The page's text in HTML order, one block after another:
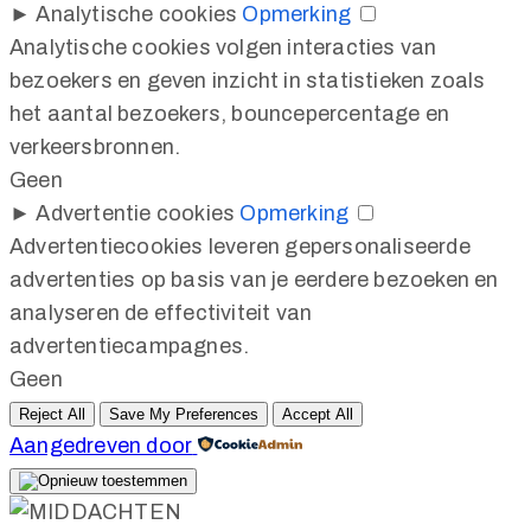
► Analytische cookies Opmerking
Analytische cookies volgen interacties van
bezoekers en geven inzicht in statistieken zoals
het aantal bezoekers, bouncepercentage en
verkeersbronnen.
Geen
► Advertentie cookies Opmerking
Advertentiecookies leveren gepersonaliseerde
advertenties op basis van je eerdere bezoeken en
analyseren de effectiviteit van
advertentiecampagnes.
Geen
Reject All Save My Preferences Accept All
Aangedreven door